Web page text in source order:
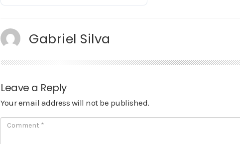
Gabriel Silva
Leave a Reply
Your email address will not be published.